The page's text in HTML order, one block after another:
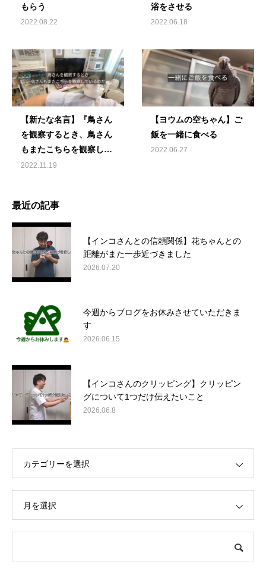
もらう
2022.08.22
浴をさせる
2022.06.18
【新たな名言】『鳥さん
を観察するとき、鳥さん
もまたこちらを観察して
いるのだ』
2022.11.19
【ヨウムの空ちゃん】ご
飯を一緒に食べる
2022.06.27
最近の記事
【インコさんとの信頼関係】花ちゃんとの
距離がまた一歩近づきました
2026.07.20
今週からブログをお休みさせていただきま
す
2026.06.15
【インコさんのクリッピング】クリッピン
グについて1つだけ伝えたいこと
2026.06.8
カテゴリーを選択
月を選択